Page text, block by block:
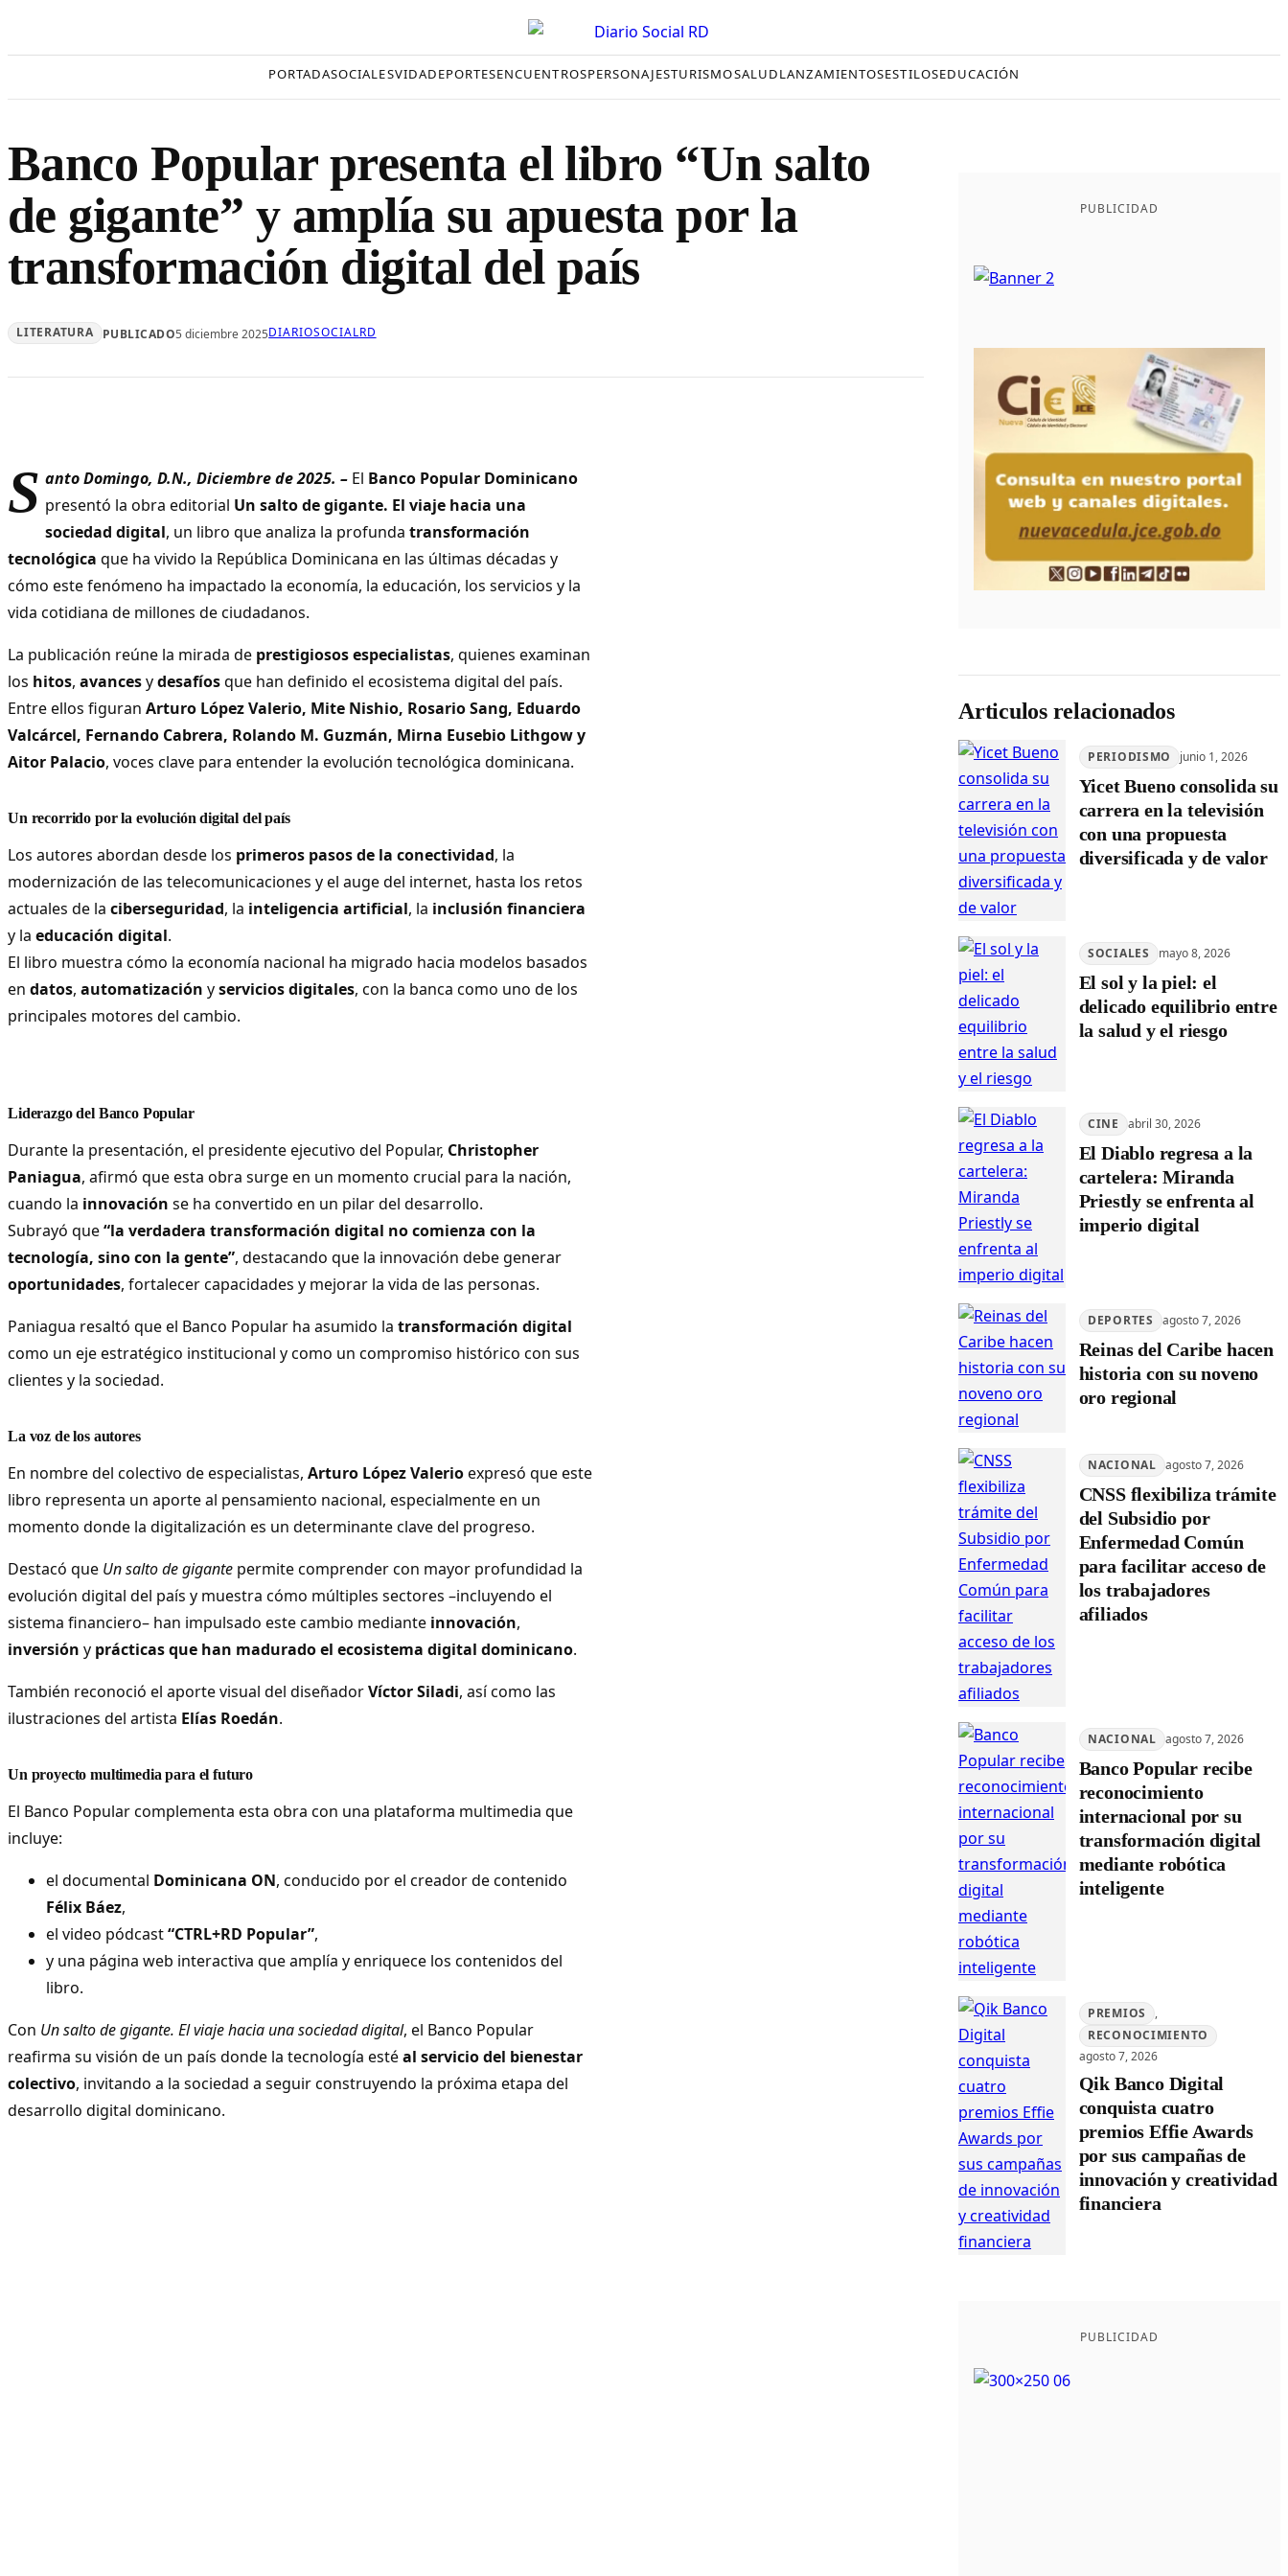
PORTADASOCIALESVIDADEPORTESENCUENTROSPERSONAJESTURISMOSALUDLANZAMIENTOSESTILOSEDUCACIÓN
Banco Popular presenta el libro “Un salto
de gigante” y amplía su apuesta por la
transformación digital del país
LITERATURA PUBLICADO5 diciembre 2025DIARIOSOCIALRD
S anto Domingo, D.N., Diciembre de 2025. – El Banco Popular Dominicano
presentó la obra editorial Un salto de gigante. El viaje hacia una
sociedad digital, un libro que analiza la profunda transformación
tecnológica que ha vivido la República Dominicana en las últimas décadas y
cómo este fenómeno ha impactado la economía, la educación, los servicios y la
vida cotidiana de millones de ciudadanos.
La publicación reúne la mirada de prestigiosos especialistas, quienes examinan
los hitos, avancesydesafíosque han definido el ecosistema digital del país.
Entre ellos figuran Arturo López Valerio, Mite Nishio, Rosario Sang, Eduardo
Valcárcel, Fernando Cabrera, Rolando M. Guzmán, Mirna Eusebio Lithgow y
Aitor Palacio, voces clave para entender la evolución tecnológica dominicana.
Un recorrido por la evolución digital del país
Los autores abordan desde los primeros pasos de la conectividad, la
modernización de las telecomunicaciones y el auge del internet, hasta los retos
actuales de la ciberseguridad, la inteligencia artificial, la inclusión financiera
y la educación digital.
El libro muestra cómo la economía nacional ha migrado hacia modelos basados
en datos, automatización yservicios digitales, con la banca como uno de los
principales motores del cambio.
Liderazgo del Banco Popular
Durante la presentación, el presidente ejecutivo del Popular, Christopher
Paniagua, afirmó que esta obra surge en un momento crucial para la nación,
cuando la innovación se ha convertido en un pilar del desarrollo.
Subrayó que“la verdadera transformación digital no comienza con la
tecnología, sino con la gente”, destacando que la innovación debe generar
oportunidades, fortalecer capacidades y mejorar la vida de las personas.
Paniagua resaltó que el Banco Popular ha asumido la transformación digital
como un eje estratégico institucional y como un compromiso histórico con sus
clientes y la sociedad.
La voz de los autores
En nombre del colectivo de especialistas, Arturo López Valerioexpresó que este
libro representa un aporte al pensamiento nacional, especialmente en un
momento donde la digitalización es un determinante clave del progreso.
Destacó que Un salto de gigante permite comprender con mayor profundidad la
evolución digital del país y muestra cómo múltiples sectores –incluyendo el
sistema financiero– han impulsado este cambio mediante innovación,
inversión y prácticas que han madurado el ecosistema digital dominicano.
También reconoció el aporte visual del diseñadorVíctor Siladi, así como las
ilustraciones del artista Elías Roedán.
Un proyecto multimedia para el futuro
El Banco Popular complementa esta obra con una plataforma multimedia que
incluye:
el documental Dominicana ON, conducido por el creador de contenido
Félix Báez,
el video pódcast“CTRL+RD Popular”,
y una página web interactiva que amplía y enriquece los contenidos del
libro.
Con Un salto de gigante. El viaje hacia una sociedad digital, el Banco Popular
reafirma su visión de un país donde la tecnología estéal servicio del bienestar
colectivo, invitando a la sociedad a seguir construyendo la próxima etapa del
desarrollo digital dominicano.
PUBLICIDAD
Articulos relacionados
PERIODISMO junio 1, 2026
Yicet Bueno consolida su
carrera en la televisión
con una propuesta
diversificada y de valor
SOCIALES mayo 8, 2026
El sol y la piel: el
delicado equilibrio entre
la salud y el riesgo
CINE abril 30, 2026
El Diablo regresa a la
cartelera: Miranda
Priestly se enfrenta al
imperio digital
DEPORTES agosto 7, 2026
Reinas del Caribe hacen
historia con su noveno
oro regional
NACIONAL agosto 7, 2026
CNSS flexibiliza trámite
del Subsidio por
Enfermedad Común
para facilitar acceso de
los trabajadores
afiliados
NACIONAL agosto 7, 2026
Banco Popular recibe
reconocimiento
internacional por su
transformación digital
mediante robótica
inteligente
PREMIOS
,
RECONOCIMIENTO
agosto 7, 2026
Qik Banco Digital
conquista cuatro
premios Effie Awards
por sus campañas de
innovación y creatividad
financiera
PUBLICIDAD